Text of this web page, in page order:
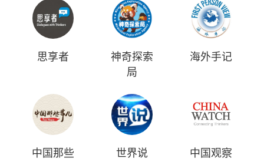
思享者
神奇探索
局
海外手记
中国那些
世界说 中国观察